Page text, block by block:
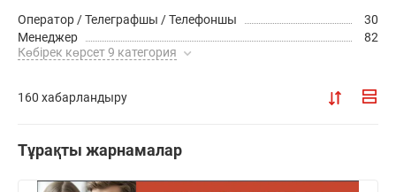
Оператор / Телеграфшы / Телефоншы
30
Менеджер
82
Көбірек көрсет 9 категория
160 хабарландыру
Тұрақты жарнамалар